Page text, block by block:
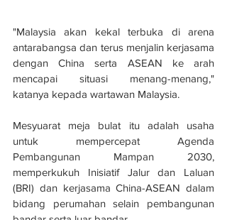
"Malaysia akan kekal terbuka di arena
antarabangsa dan terus menjalin kerjasama
dengan China serta ASEAN ke arah
mencapai situasi menang-menang,"
katanya kepada wartawan Malaysia.
Mesyuarat meja bulat itu adalah usaha
untuk mempercepat Agenda
Pembangunan Mampan 2030,
memperkukuh Inisiatif Jalur dan Laluan
(BRI) dan kerjasama China-ASEAN dalam
bidang perumahan selain pembangunan